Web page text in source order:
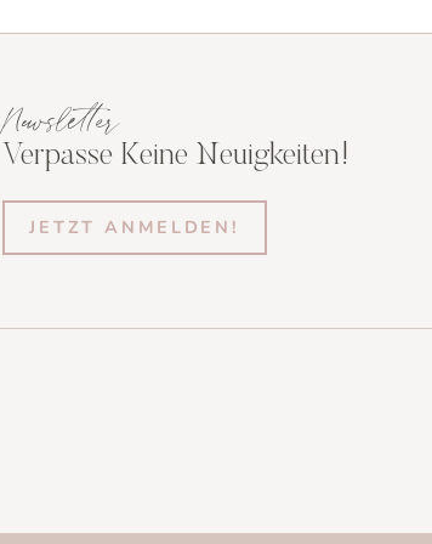
Newsletter
Verpasse Keine Neuigkeiten!
JETZT ANMELDEN!